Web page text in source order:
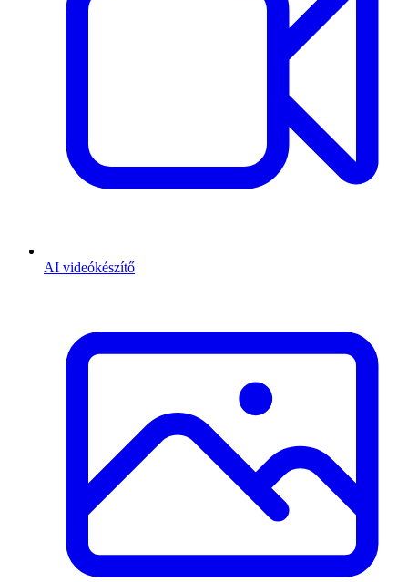
AI videókészítő